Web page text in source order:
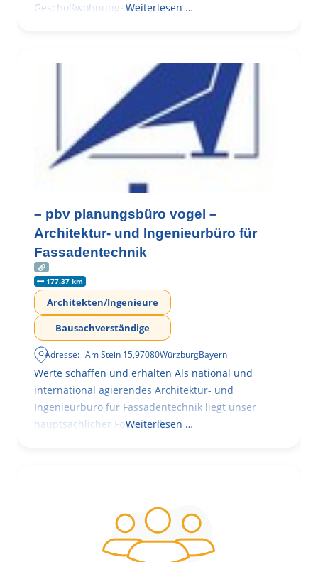
GeschoßwohnungsbauWeiterlesen …
– pbv planungsbüro vogel –
Architektur- und Ingenieurbüro für
Fassadentechnik
177.37 km
Architekten/Ingenieure
Bausachverständige
Adresse: Am Stein 15,97080WürzburgBayern
Werte schaffen und erhalten Als national und
international agierendes Architektur- und
Ingenieurbüro für Fassadentechnik liegt unser
hauptsächlicher Fokus in der
Weiterlesen …